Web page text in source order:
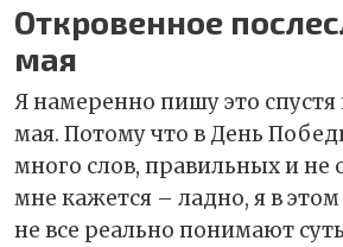
Откровенное
мая
Я намеренно пишу это спустя
мая. Потому что в День
много слов, правильных и не
мне кажется – ладно, я в
не все реально понимают